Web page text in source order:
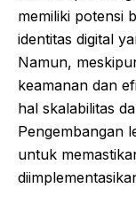
memiliki potensi
identitas digital
Namun,
keamanan dan
hal skalabilitas
Pengembangan
untuk